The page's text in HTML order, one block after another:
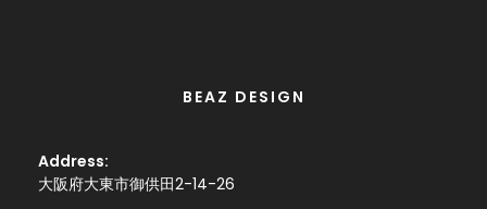
BEAZ DESIGN
Address:
大阪府大東市御供田2-14-26